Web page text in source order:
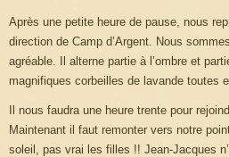
Après une petite heure de pause, nous
direction de Camp d’Argent. Nous
agréable. Il alterne partie à l’ombre et
magnifiques corbeilles de lavande toutes
Il nous faudra une heure trente pour
Maintenant il faut remonter vers notre
soleil, pas vrai les filles !! Jean-Jacques